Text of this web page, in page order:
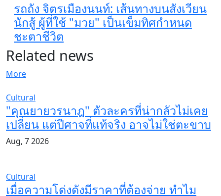
รถถัง จิตรเมืองนนท์: เส้นทางบนสังเวียน
นักสู้ ผู้ที่ใช้ "มวย" เป็นเข็มทิศกำหนด
ชะตาชีวิต
Related news
More
Cultural
"คุณยายวรนาฎ" ตัวละครที่น่ากลัวไม่เคย
เปลี่ยน แต่ปีศาจที่แท้จริง อาจไม่ใช่ตะขาบ
Aug, 7 2026
Cultural
เมื่อความโด่งดังมีราคาที่ต้องจ่าย ทำไม